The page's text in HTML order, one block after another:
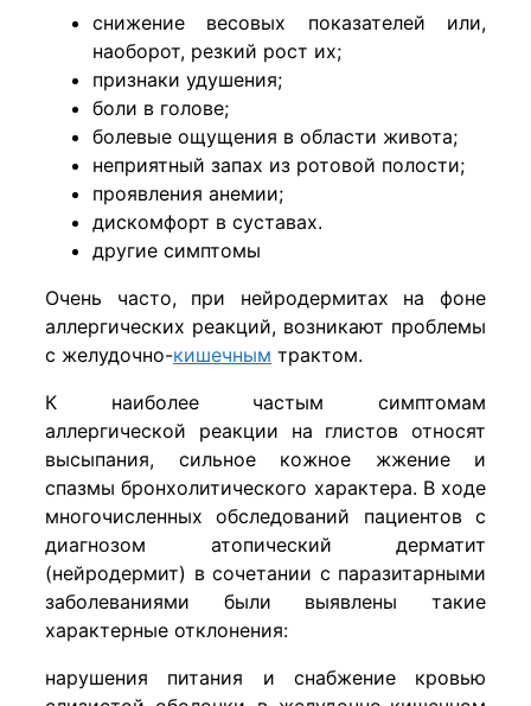
снижение весовых показателей или,
наоборот, резкий рост их;
признаки удушения;
боли в голове;
болевые ощущения в области живота;
неприятный запах из ротовой полости;
проявления анемии;
дискомфорт в суставах.
другие симптомы
Очень часто, при нейродермитах на фоне
аллергических реакций, возникают проблемы
с желудочно-кишечным трактом.
К наиболее частым симптомам
аллергической реакции на глистов относят
высыпания, сильное кожное жжение и
спазмы бронхолитического характера. В ходе
многочисленных обследований пациентов с
диагнозом атопический дерматит
(нейродермит) в сочетании с паразитарными
заболеваниями были выявлены такие
характерные отклонения:
нарушения питания и снабжение кровью